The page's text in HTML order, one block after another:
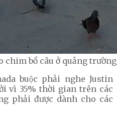
chim bồ câu ở quảng
buộc phải nghe Justin
vì 35% thời gian trên các
phải được dành cho các